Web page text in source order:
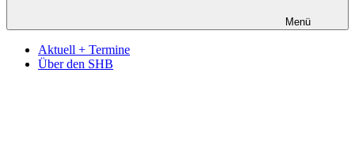
Menü
Aktuell + Termine
Über den SHB